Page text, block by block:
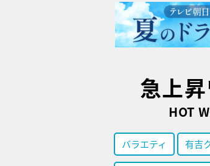
急上
HOT
バラエティ 有吉